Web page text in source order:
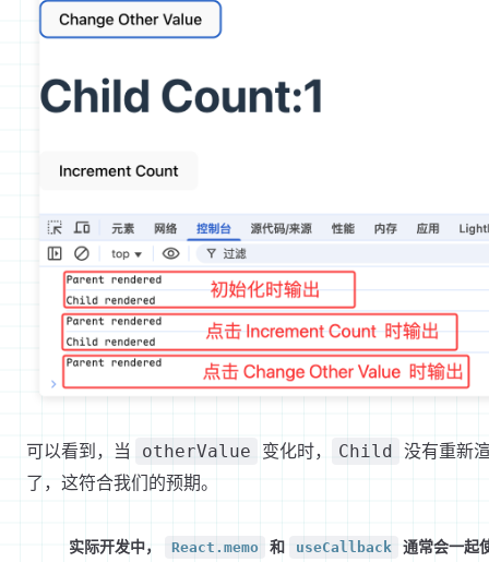
可以看到，当 otherValue 变化时， Child 没有重新
了，这符合我们的预期。
实际开发中， React.memo 和 useCallback
通常会一起